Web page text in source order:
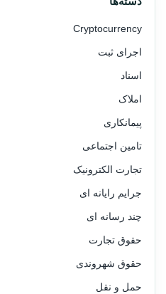
Cryptocurrency
اجرای ثبت
اسناد
املاک
پیمانکاری
تامین اجتماعی
تجارت الکترونیک
جرایم رایانه ای
چند رسانه ای
حقوق تجارت
حقوق شهروندی
حمل و نقل